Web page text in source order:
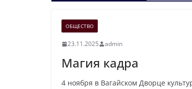
ОБЩЕСТВО
23.11.2025 admin
Магия кадра
4 ноября в Вагайском Дворце